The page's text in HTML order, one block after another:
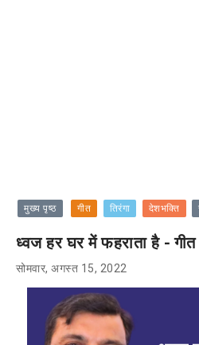
मुख्य पृष्ठ गीत तिरंगा देशभक्ति
ध्वज हर घर में फहराता है -
सोमवार, अगस्त 15, 2022